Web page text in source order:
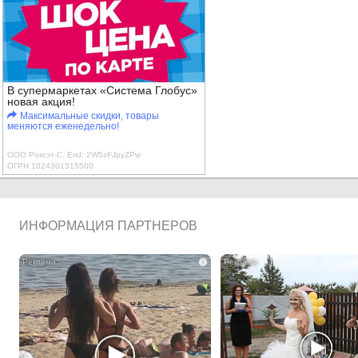
В супермаркетах «Система Глобус»
новая акция!
Максимальные скидки, товары
меняются еженедельно!
ООО Роксэт-С, Erid: 2W5zFJpyZPw
ОГРН 1024301315500
ИНФОРМАЦИЯ ПАРТНЕРОВ
i